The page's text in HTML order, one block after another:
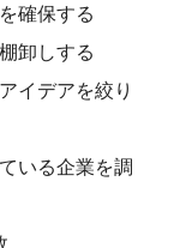
確保する
卸しする
イデアを絞り
いる企業を調